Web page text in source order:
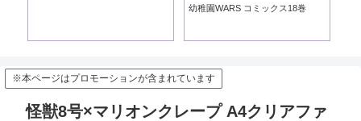
幼稚園WARS コミックス18巻
※本ページはプロモーションが含まれています
怪獣8号×マリオンクレープ A4クリアファ